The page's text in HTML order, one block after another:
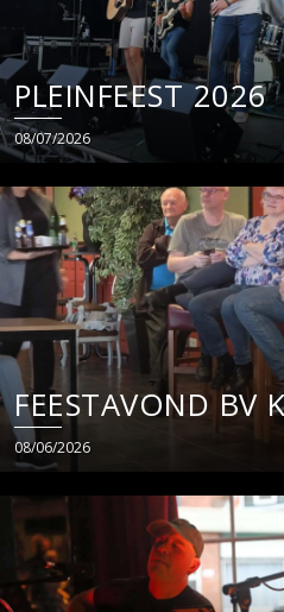
PLEINFEEST 2026
08/07/2026
FEESTAVOND BV
08/06/2026